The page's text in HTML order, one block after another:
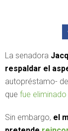
La senadora
respaldar el
autopréstamo-
que fue
Sin embargo, el